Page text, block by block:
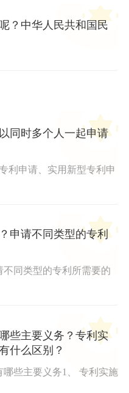
？中华人民共和国民
同时多个人一起申请
利申请、实用新型专利申
申请不同类型的专利
同类型的专利所需要的
些主要义务？专利实
什么区别？
些主要义务1、 专利实施